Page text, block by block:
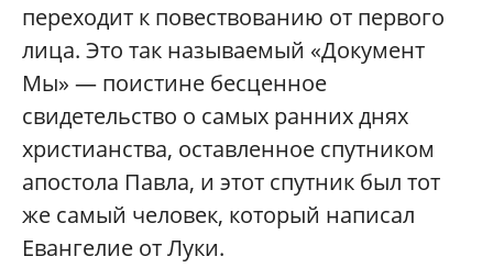
переходит к повествованию от первого
лица. Это так называемый «Документ
Мы» — поистине бесценное
свидетельство о самых ранних днях
христианства, оставленное спутником
апостола Павла, и этот спутник был тот
же самый человек, который написал
Евангелие от Луки.